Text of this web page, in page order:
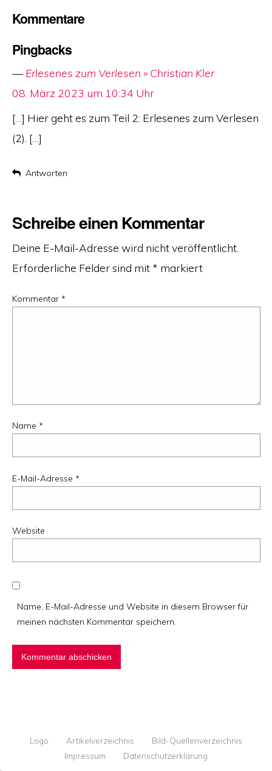
Kommentare
Pingbacks
Erlesenes zum Verlesen » Christian Kler
says:
08. März 2023 um 10:34 Uhr
[…] Hier geht es zum Teil 2: Erlesenes zum Verlesen
(2). […]
Antworten
Schreibe einen Kommentar
Deine E-Mail-Adresse wird nicht veröffentlicht.
Erforderliche Felder sind mit * markiert
Kommentar *
Name *
E-Mail-Adresse *
Website
Name, E-Mail-Adresse und Website in diesem Browser für
meinen nächsten Kommentar speichern.
Logo Artikelverzeichnis
Bild-Quellenverzeichnis
Impressum
Datenschutzerklärung
·